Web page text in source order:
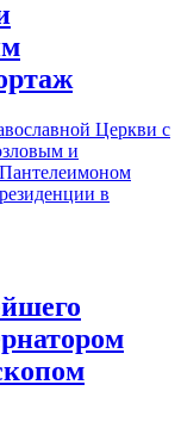
Церкви с
и
в